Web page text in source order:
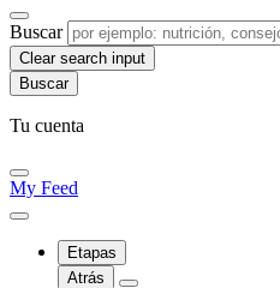
Buscar
Clear search input
Tu cuenta
My Feed
Etapas
Atrás